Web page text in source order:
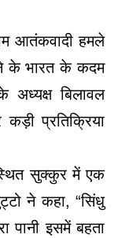
आतंकवादी हमले
के भारत के कदम
अध्यक्ष बिलावल
कड़ी प्रतिक्रिया
सुक्कुर में एक
ने कहा, “सिंधु
पानी इसमें बहता